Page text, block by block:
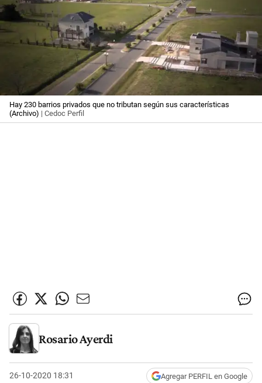
Hay 230 barrios privados que no tributan según sus características
(Archivo) | Cedoc Perfil
Rosario Ayerdi
26-10-2020 18:31 Agregar PERFIL en Google